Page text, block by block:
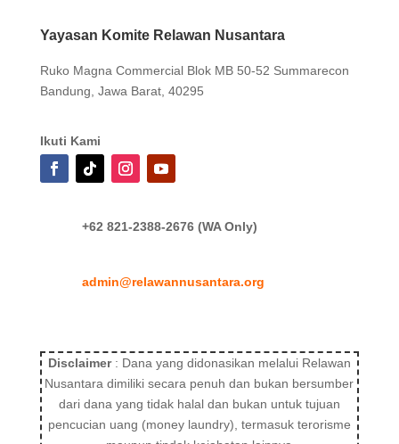
Yayasan Komite Relawan Nusantara
Ruko Magna Commercial Blok MB 50-52 Summarecon
Bandung, Jawa Barat, 40295
Ikuti Kami
+62 821-2388-2676 (WA Only)
admin@relawannusantara.org
Disclaimer: Dana yang didonasikan melalui Relawan
Nusantara dimiliki secara penuh dan bukan bersumber
dari dana yang tidak halal dan bukan untuk tujuan
pencucian uang (money laundry), termasuk terorisme